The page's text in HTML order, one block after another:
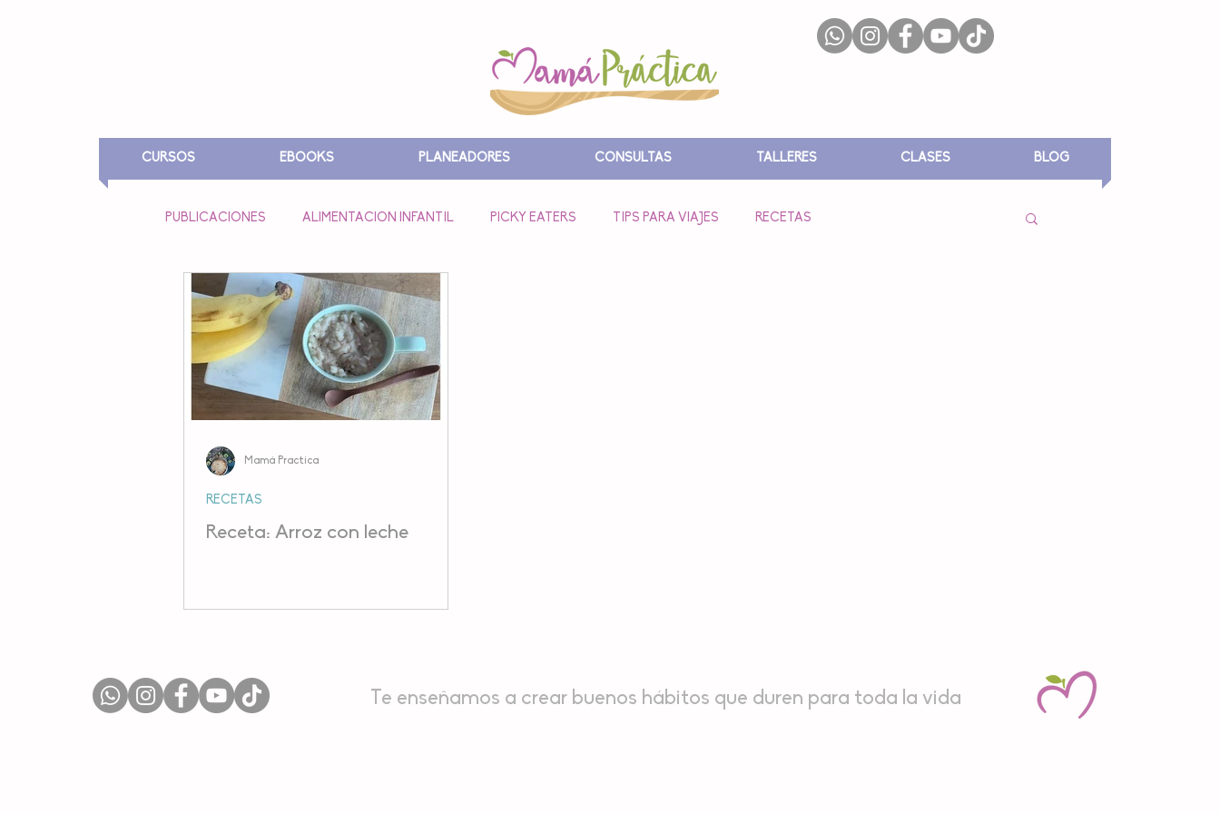
CURSOS EBOOKS PLANEADORES CONSULTAS TALLERES CLASES BLOG
PUBLICACIONES ALIMENTACION INFANTIL PICKY EATERS TIPS PARA VIAJES RECETAS
ALIMENTACION EN EMBARAZO Y POSPARTO
FESTIVIDADES LUNCH SUEÑO
Receta: Arroz con leche
RECETAS
Mamá Practica
Te enseñamos a crear buenos hábitos que duren para toda la vida